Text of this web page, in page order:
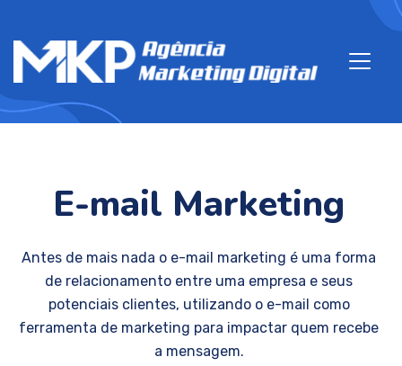
E-mail Marketing
Antes de mais nada o e-mail marketing é uma forma
de relacionamento entre uma empresa e seus
potenciais clientes, utilizando o e-mail como
ferramenta de marketing para impactar quem recebe
a mensagem.